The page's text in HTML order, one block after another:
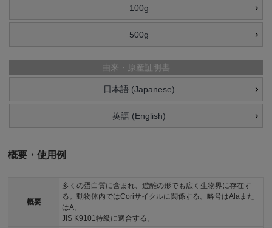
100g
500g
由来・原産証明書
日本語 (Japanese)
英語 (English)
概要・使用例
概要
多くの蛋白質に含まれ、遊離の形でも広く生物界に存在す
る。動物体内ではCoriサイクルに関係する。略号はAlaまた
はA。
JIS K9101特級に適合する。